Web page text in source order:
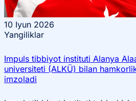
10 Iyun 2026
Yangiliklar
Impuls tibbiyot instituti Alanya
universiteti (ALKÜ) bilan
imzoladi